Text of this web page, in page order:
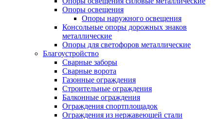
Опоры освещения
Опоры наружного освещения
Консольные опоры дорожных знаков
металлические
Опоры для светофоров металлические
Благоустройство
Сварные заборы
Сварные ворота
Газонные ограждения
Строительные ограждения
Балконные ограждения
Ограждения спортплощадок
Ограждения из нержавеющей стали